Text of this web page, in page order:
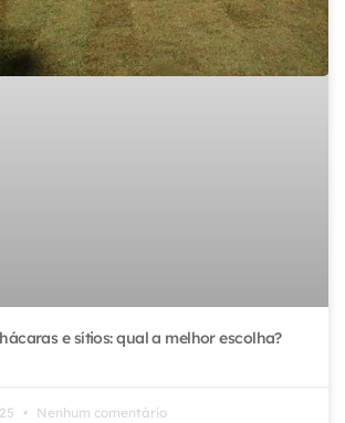
e sítios: qual a melhor escolha?
Nenhum comentário